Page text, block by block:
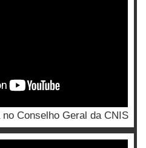
Conselho Geral da CNIS